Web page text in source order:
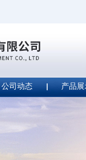
公司动态 产品